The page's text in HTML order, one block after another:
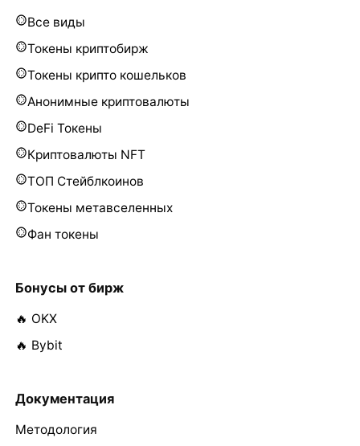
Все виды
Токены криптобирж
Токены крипто кошельков
Анонимные криптовалюты
DeFi Токены
Криптовалюты NFT
ТОП Стейблкоинов
Токены метавселенных
Фан токены
Бонусы от бирж
🔥 OKX
🔥 Bybit
Документация
Методология